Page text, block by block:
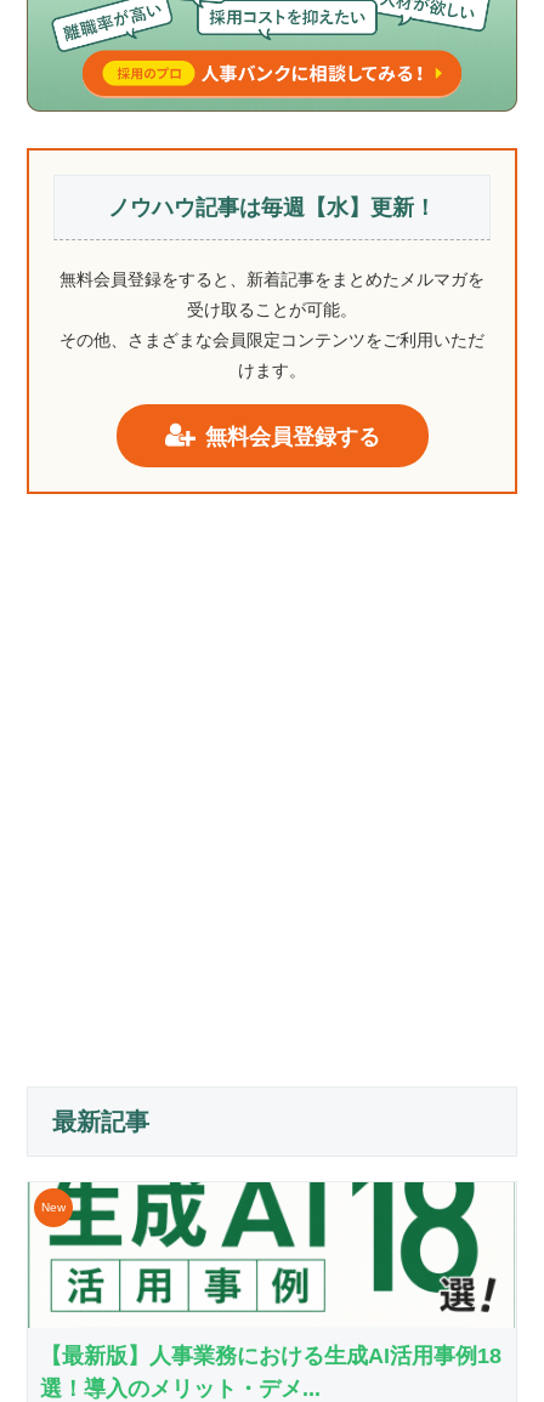
ノウハウ記事は毎週【水】更新！
無料会員登録をすると、新着記事をまとめたメルマガを
受け取ることが可能。
その他、さまざまな会員限定コンテンツをご利用いただ
けます。
無料会員登録する
最新記事
【最新版】人事業務における生成AI活用事例18
選！導入のメリット・デメ...